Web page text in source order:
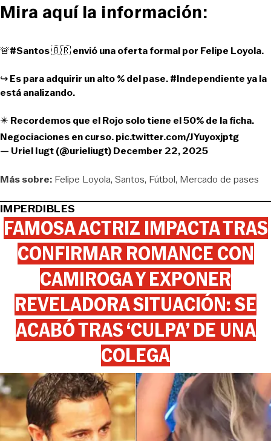
Mira aquí la información:
🚨#Santos🇧🇷 envió una oferta formal por Felipe Loyola.
↪️ Es para adquirir un alto % del pase.#Independienteya la
está analizando.
✴️ Recordemos que el Rojo solo tiene el 50% de la ficha.
Negociaciones en curso.pic.twitter.com/JYuyoxjptg
— Uriel Iugt (@urieliugt)December 22, 2025
Más sobre: Felipe Loyola Santos Fútbol Mercado de pases
IMPERDIBLES
FAMOSA ACTRIZ IMPACTA TRAS
CONFIRMAR ROMANCE CON
CAMIROGA Y EXPONER
REVELADORA SITUACIÓN: SE
ACABÓ TRAS ‘CULPA’ DE UNA
COLEGA